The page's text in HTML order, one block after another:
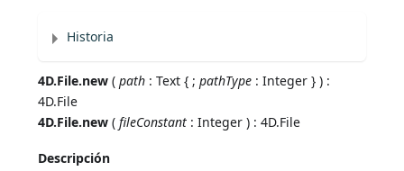
Historia
4D.File.new (path : Text { ;pathType : Integer } ) :
4D.File
4D.File.new (fileConstant : Integer ) : 4D.File
Descripción